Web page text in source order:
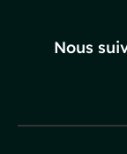
Nous